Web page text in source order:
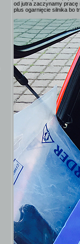
od jutra zaczynamy pracę
plus ogarnięcie silnika bo